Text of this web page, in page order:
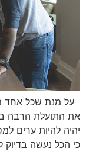
על מנת שכל אחד
את התועלת הרבה
יהיה להיות ערים
כי הכל נעשה